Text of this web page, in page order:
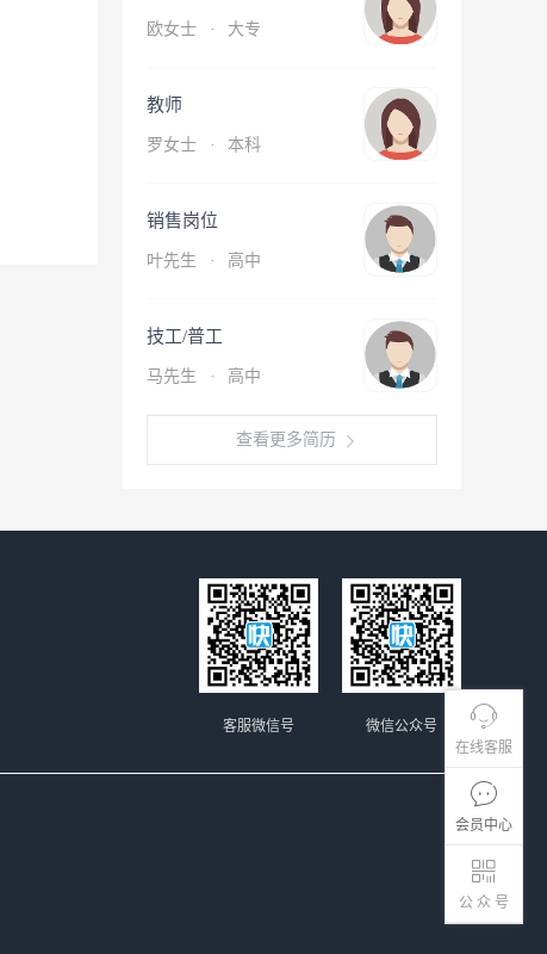
在线客服
会员中心
公 众 号
欧女士 · 大专
教师
罗女士 · 本科
销售岗位
叶先生 · 高中
技工/普工
马先生 · 高中
查看更多简历
微信公众号
客服微信号